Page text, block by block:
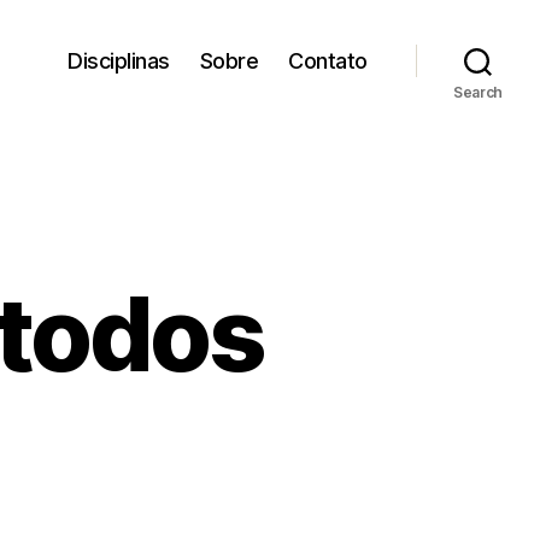
Disciplinas Sobre Contato
Search